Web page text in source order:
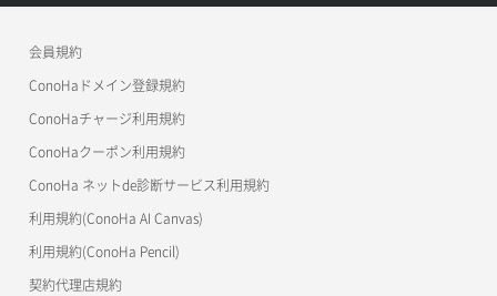
ConoHa for GAME
OpenStack CLI
Terraform
s3cmd
公開API(ConoHa VPS Ver.2.0)
会員規約
ConoHaドメイン登録規約
ConoHaチャージ利用規約
ConoHaクーポン利用規約
ConoHa ネットde診断サービス利用規約
利用規約(ConoHa AI Canvas)
利用規約(ConoHa Pencil)
契約代理店規約